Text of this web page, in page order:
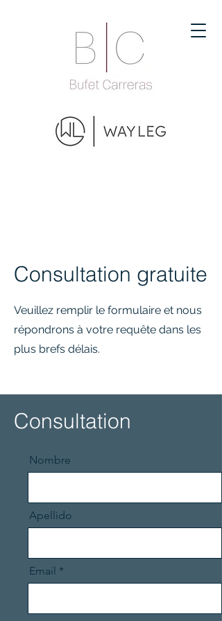
Consultation gratuite
Veuillez remplir le formulaire et nous
répondrons à votre requête dans les
plus brefs délais.
Consultation
Nombre
Apellido
Email